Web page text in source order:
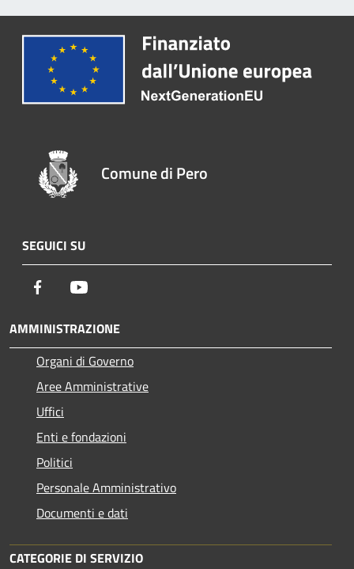
Comune di Pero
SEGUICI SU
Facebook
AMMINISTRAZIONE
Organi di Governo
Aree Amministrative
Uffici
Enti e fondazioni
Politici
Personale Amministrativo
Documenti e dati
CATEGORIE DI SERVIZIO